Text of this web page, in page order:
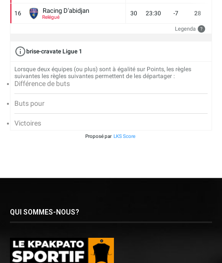
16 Racing D'abidjan
Relégué
30 23:30 -7 28
Legenda ?
brise-cravate Ligue 1
Lorsque deux équipes (ou plus) sont à égalité sur Points, les règles
suivantes les règles suivantes permettent de les départager :
Différence de buts
Buts pour
Victoires
Proposé par LKS Score
QUI SOMMES-NOUS?